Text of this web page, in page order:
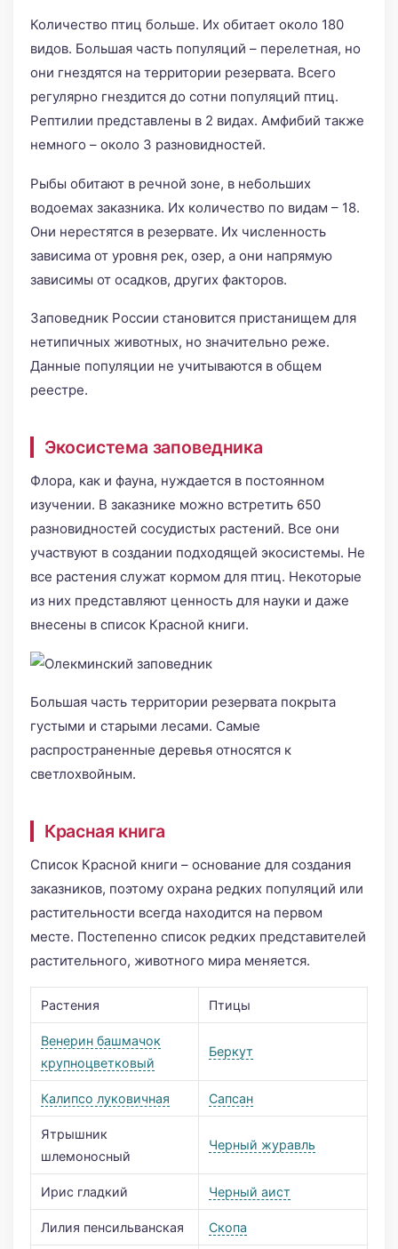
Количество птиц больше. Их обитает около 180
видов. Большая часть популяций – перелетная, но
они гнездятся на территории резервата. Всего
регулярно гнездится до сотни популяций птиц.
Рептилии представлены в 2 видах. Амфибий также
немного – около 3 разновидностей.
Рыбы обитают в речной зоне, в небольших
водоемах заказника. Их количество по видам – 18.
Они нерестятся в резервате. Их численность
зависима от уровня рек, озер, а они напрямую
зависимы от осадков, других факторов.
Заповедник России становится пристанищем для
нетипичных животных, но значительно реже.
Данные популяции не учитываются в общем
реестре.
Экосистема заповедника
Флора, как и фауна, нуждается в постоянном
изучении. В заказнике можно встретить 650
разновидностей сосудистых растений. Все они
участвуют в создании подходящей экосистемы. Не
все растения служат кормом для птиц. Некоторые
из них представляют ценность для науки и даже
внесены в список Красной книги.
Большая часть территории резервата покрыта
густыми и старыми лесами. Самые
распространенные деревья относятся к
светлохвойным.
Красная книга
Список Красной книги – основание для создания
заказников, поэтому охрана редких популяций или
растительности всегда находится на первом
месте. Постепенно список редких представителей
растительного, животного мира меняется.
Растения Птицы
Венерин башмачок
крупноцветковый
Беркут
Калипсо луковичная Сапсан
Ятрышник
шлемоносный
Черный журавль
Ирис гладкий Черный аист
Лилия пенсильванская Скопа